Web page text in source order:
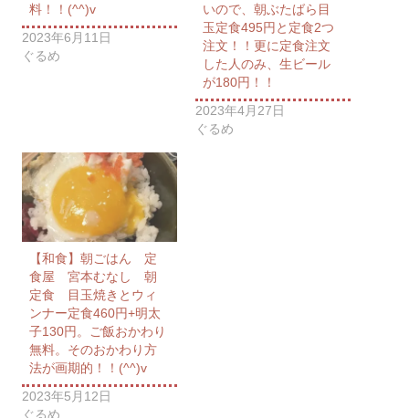
料！！(^^)v
2023年6月11日
ぐるめ
いので、朝ぶたばら目
玉定食495円と定食2つ
注文！！更に定食注文
した人のみ、生ビール
が180円！！
2023年4月27日
ぐるめ
【和食】朝ごはん 定
食屋 宮本むなし 朝
定食 目玉焼きとウィ
ンナー定食460円+明太
子130円。ご飯おかわり
無料。そのおかわり方
法が画期的！！(^^)v
2023年5月12日
ぐるめ